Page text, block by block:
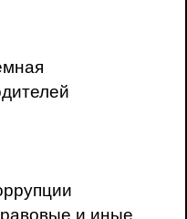
и иные